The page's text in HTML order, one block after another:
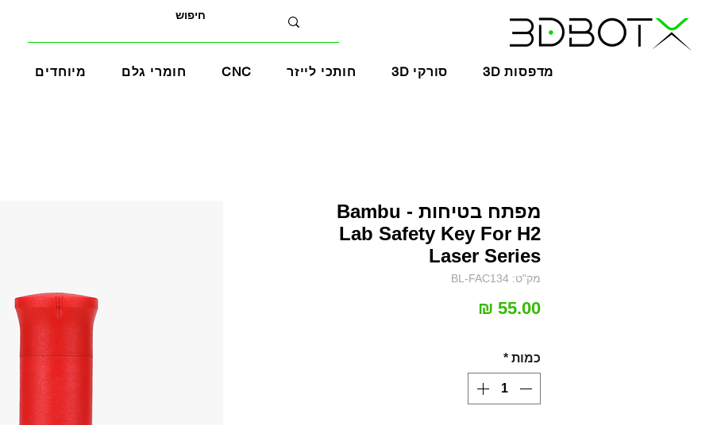
מיוחדים חומרי גלם CNC חותכי לייזר 3D סורקי 3D מדפסות
מפתח בטיחות - Bambu
Lab Safety Key For H2
Laser Series
מק"ט: BL-FAC134
כמות *